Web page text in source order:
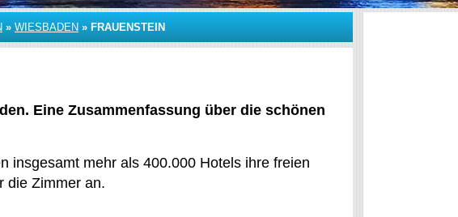
» WIESBADEN » FRAUENSTEIN
Eine Zusammenfassung über die schönen
insgesamt mehr als 400.000 Hotels ihre freien
die Zimmer an.